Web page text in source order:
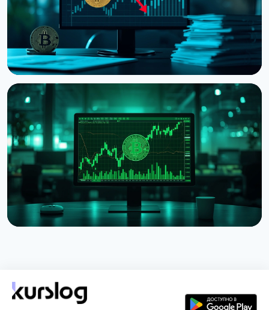
НОВОСТЬ
Strategy получила убыток $8,22 млрд во втором
квартале из-за падения Bitcoin
31 июля 2026 г.5 мин чтения
26 июля 2026 г.4 мин чтения